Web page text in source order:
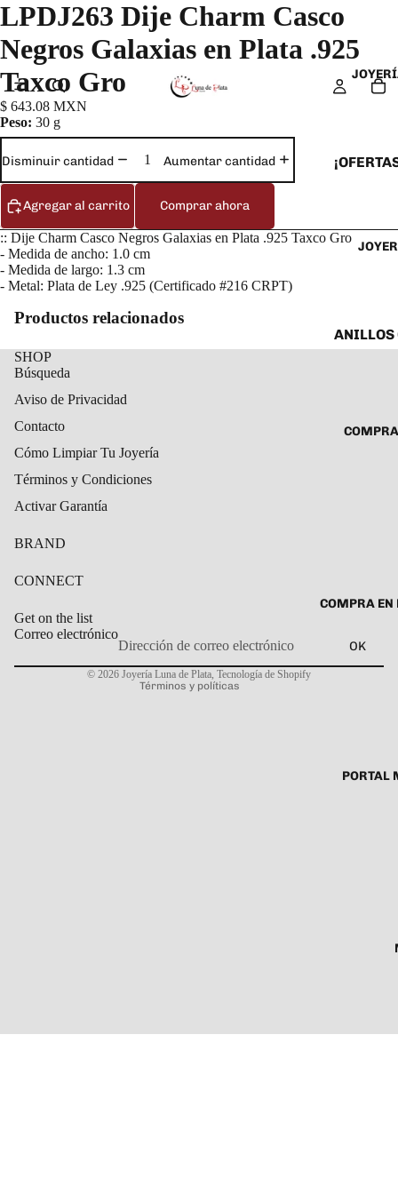
SET DE
ANILLOS
COMPRA EN
PORTAL
LPDJ263 Dije Charm Casco
Negros Galaxias en Plata .925
Taxco Gro
$ 643.08 MXN
Peso: 30 g
Disminuir cantidad Aumentar cantidad
Agregar al carrito Comprar ahora
:: Dije Charm Casco Negros Galaxias en Plata .925 Taxco Gro
- Medida de ancho: 1.0 cm
- Medida de largo: 1.3 cm
- Metal: Plata de Ley .925 (Certificado #216 CRPT)
Productos relacionados
SHOP
Búsqueda
Aviso de Privacidad
Contacto
Cómo Limpiar Tu Joyería
Términos y Condiciones
Activar Garantía
BRAND
CONNECT
Get on the list
Correo electrónico
OK
© 2026 Joyería Luna de Plata Tecnología de Shopify
Términos y políticas
Política de privacidad